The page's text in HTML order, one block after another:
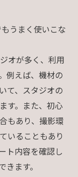
うまく使いこな
オが多く、利用
例えば、機材の
て、スタジオの
す。また、初心
もあり、撮影環
いることもあり
ト内容を確認し
ます。